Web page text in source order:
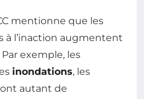
mentionne que les
à l’inaction augmentent
exemple, les
inondations, les
autant de